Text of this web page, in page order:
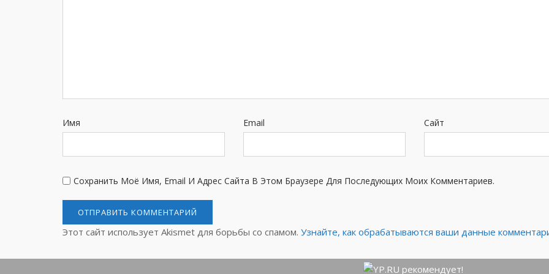
Имя Email Сайт
Сохранить Моё Имя, Email И Адрес Сайта В Этом Браузере Для Последующих Моих Комментариев.
Этот сайт использует Akismet для борьбы со спамом. Узнайте, как обрабатываются ваши данные